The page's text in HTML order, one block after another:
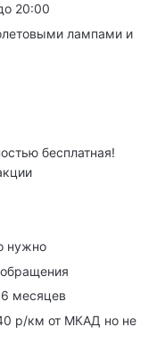
20:00
лампами и
бесплатная!
нужно
месяцев
р/км от МКАД но не